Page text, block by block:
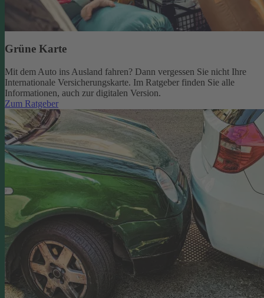
Grüne Karte
Mit dem Auto ins Ausland fahren? Dann vergessen Sie nicht Ihre
Internationale Versicherungskarte. Im Ratgeber finden Sie alle
Informationen, auch zur digitalen Version.
Zum Ratgeber